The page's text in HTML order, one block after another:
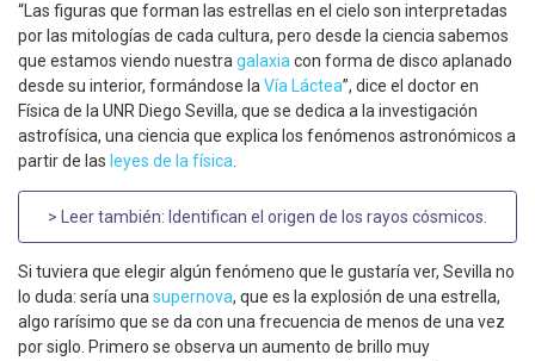
“Las figuras que forman las estrellas en el cielo son interpretadas
por las mitologías de cada cultura, pero desde la ciencia sabemos
que estamos viendo nuestra galaxia con forma de disco aplanado
desde su interior, formándose la Vía Láctea”, dice el doctor en
Física de la UNR Diego Sevilla, que se dedica a la investigación
astrofísica, una ciencia que explica los fenómenos astronómicos a
partir de las leyes de la física
> Leer también: Identifican el origen de los rayos cósmicos
Si tuviera que elegir algún fenómeno que le gustaría ver, Sevilla no
lo duda: sería una supernova, que es la explosión de una estrella,
algo rarísimo que se da con una frecuencia de menos de una vez
por siglo. Primero se observa un aumento de brillo muy